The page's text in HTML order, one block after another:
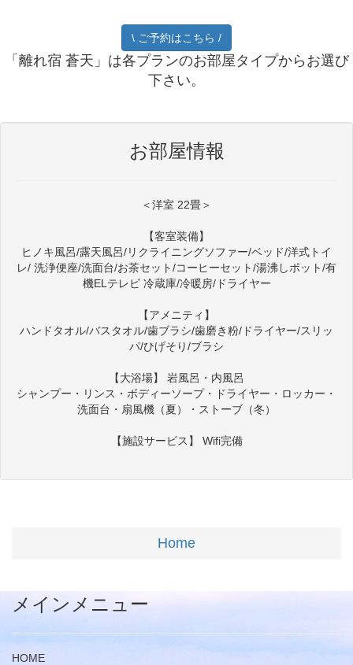
\ ご予約はこちら /
「離れ宿 蒼天」は各プランのお部屋タイプからお選び
下さい。
お部屋情報
＜洋室 22畳＞
【客室装備】
ヒノキ風呂/露天風呂/リクライニングソファー/ベッド/洋式トイ
レ/ 洗浄便座/洗面台/お茶セット/コーヒーセット/湯沸しポット/有
機ELテレビ 冷蔵庫/冷暖房/ドライヤー
【アメニティ】
ハンドタオル/バスタオル/歯ブラシ/歯磨き粉/ドライヤー/スリッ
パ/ひげそり/ブラシ
【大浴場】 岩風呂・内風呂
シャンプー・リンス・ボディーソープ・ドライヤー・ロッカー・
洗面台・扇風機（夏）・ストーブ（冬）
【施設サービス】 Wifi完備
Home
メインメニュー
HOME